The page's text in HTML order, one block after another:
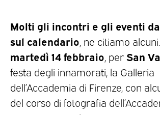
Molti gli incontri e gli eventi
sul calendario , ne citiamo
martedì 14 febbraio , perSan
festa degli innamorati, la Galleria
dell’Accademia di Firenze, con
del corso di fotografia